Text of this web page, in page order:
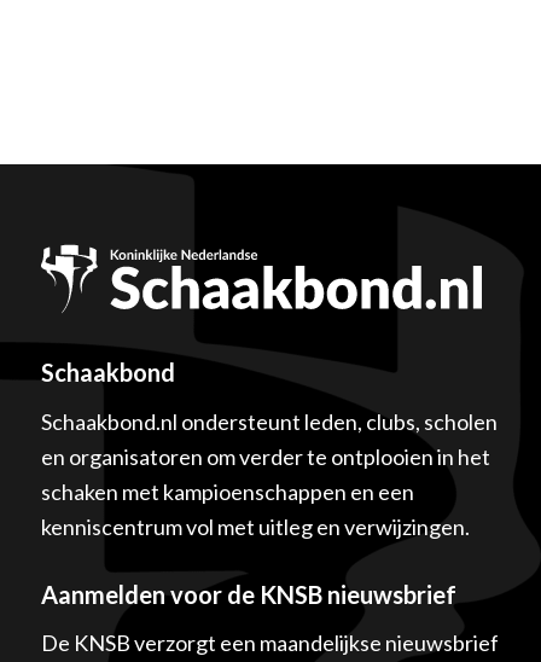
Schaakbond
Schaakbond.nl ondersteunt leden, clubs, scholen
en organisatoren om verder te ontplooien in het
schaken met kampioenschappen en een
kenniscentrum vol met uitleg en verwijzingen.
Aanmelden voor de KNSB nieuwsbrief
De KNSB verzorgt een maandelijkse nieuwsbrief